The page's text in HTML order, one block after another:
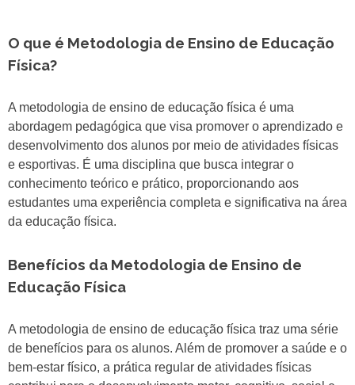
O que é Metodologia de Ensino de Educação
Física?
A metodologia de ensino de educação física é uma
abordagem pedagógica que visa promover o aprendizado e
desenvolvimento dos alunos por meio de atividades físicas
e esportivas. É uma disciplina que busca integrar o
conhecimento teórico e prático, proporcionando aos
estudantes uma experiência completa e significativa na área
da educação física.
Benefícios da Metodologia de Ensino de
Educação Física
A metodologia de ensino de educação física traz uma série
de benefícios para os alunos. Além de promover a saúde e o
bem-estar físico, a prática regular de atividades físicas